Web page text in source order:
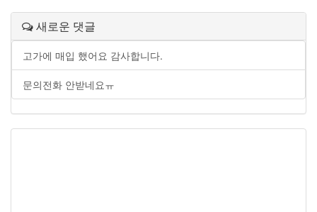
새로운 댓글
고가에 매입 했어요 감사합니다.
문의전화 안받네요ㅠ